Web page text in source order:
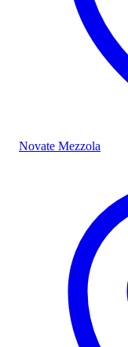
Novate Mezzola